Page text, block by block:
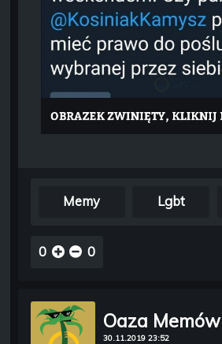
Memy Lgbt
0 0
Oaza Memów
30.11.2019 23:52